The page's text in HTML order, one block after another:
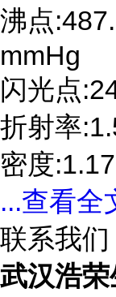
沸点
mmHg
闪光点
折射率
密度
...查看全
联系我们
武汉浩荣